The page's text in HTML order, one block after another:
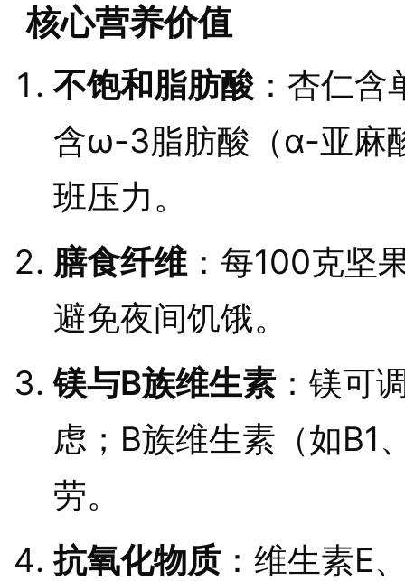
核心营养价值
不饱和脂肪酸 ：杏仁
含ω-3脂肪酸（α-亚麻
班压力。
膳食纤维：每100克坚
避免夜间饥饿。
镁与B族维生素 ：镁可
虑；B族维生素（如B1
劳。
抗氧化物质 ：维生素E